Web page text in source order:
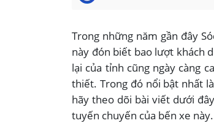
Trong những năm gần đây
này đón biết bao lượt khách
lại của tỉnh cũng ngày càng
thiết. Trong đó nổi bật nhất là
hãy theo dõi bài viết dưới
tuyến chuyến của bến xe này.